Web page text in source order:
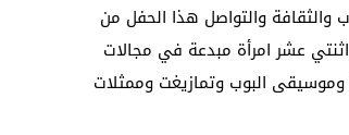
والثقافة والتواصل هذا الحفل من
عشر امرأة مبدعة في مجالات
البوب وتمازيغت وممثلات